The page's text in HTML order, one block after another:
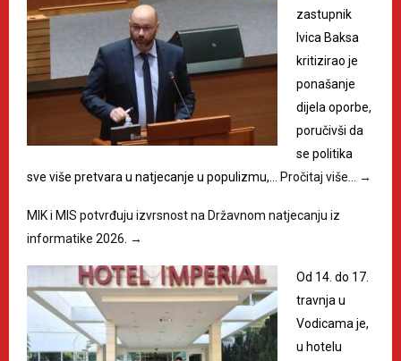
zastupnik
Ivica Baksa
kritizirao je
ponašanje
dijela oporbe,
poručivši da
se politika
sve više pretvara u natjecanje u populizmu,… Pročitaj više… →
MIK i MIS potvrđuju izvrsnost na Državnom natjecanju iz
informatike 2026. →
Od 14. do 17.
travnja u
Vodicama je,
u hotelu